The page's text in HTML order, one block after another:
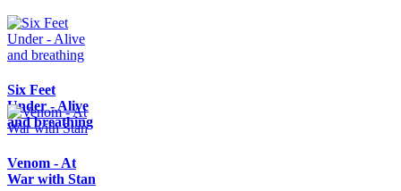
Six Feet
Under - Alive
and breathing
Venom - At
War with Stan